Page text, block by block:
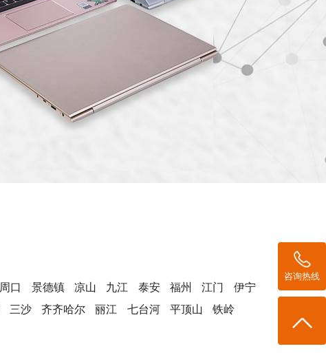
周口 景德镇 凉山 九江 泰安 福州 江门
伊宁
三沙 齐齐哈尔 丽江 七台河 平顶山
铁岭
咨询热线